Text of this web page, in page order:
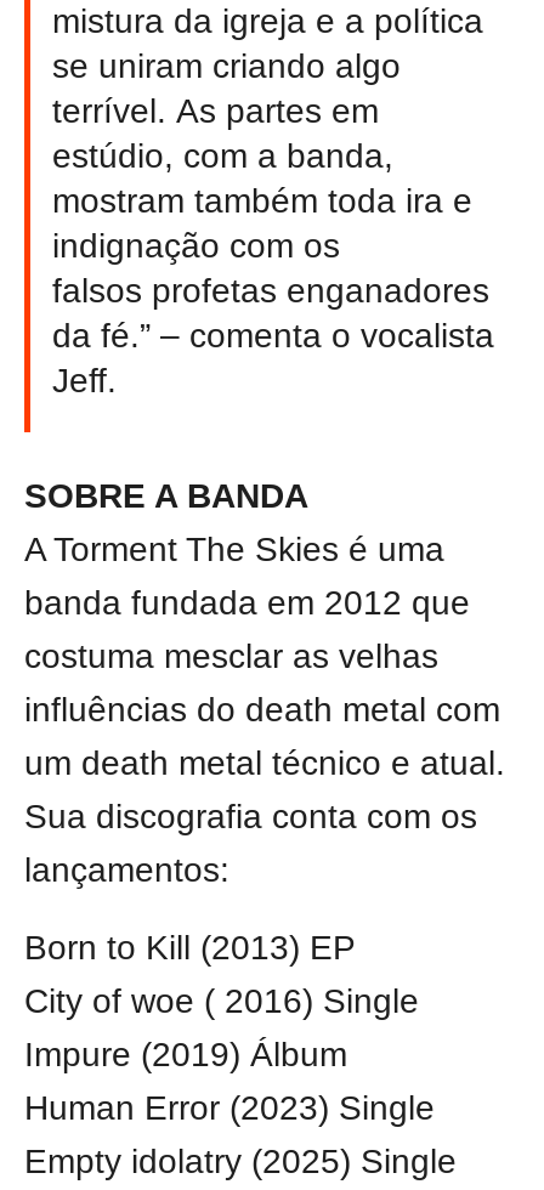
mistura da igreja e a política
se uniram criando algo
terrível. As partes em
estúdio, com a banda,
mostram também toda ira e
indignação com os
falsos profetas enganadores
da fé.” – comenta o vocalista
Jeff.
SOBRE A BANDA
A Torment The Skies é uma
banda fundada em 2012 que
costuma mesclar as velhas
influências do death metal com
um death metal técnico e atual.
Sua discografia conta com os
lançamentos:
Born to Kill (2013) EP
City of woe ( 2016) Single
Impure (2019) Álbum
Human Error (2023) Single
Empty idolatry (2025) Single